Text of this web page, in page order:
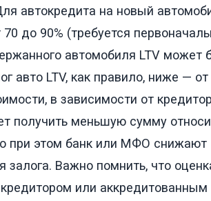
автокредита на новый
70 до 90% (требуется
автомобиля LTV может
авто LTV, как правило, ниже —
в зависимости от
получить меньшую сумму
при этом банк или МФО снижают
залога. Важно помнить, что
кредитором или